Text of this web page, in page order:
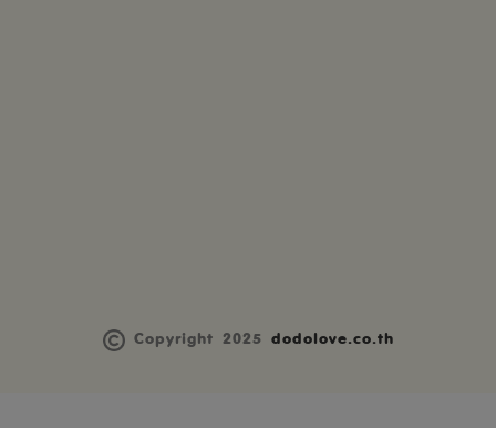
Copyright 2025 dodolove.co.th